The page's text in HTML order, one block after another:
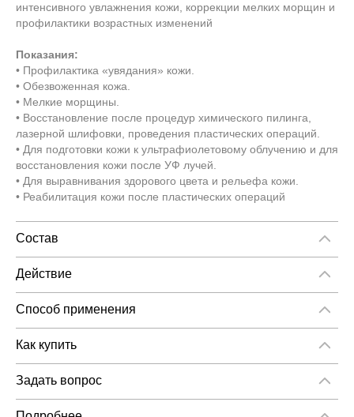
интенсивного увлажнения кожи, коррекции мелких морщин и
профилактики возрастных изменений
Показания:
• Профилактика «увядания» кожи.
• Обезвоженная кожа.
• Мелкие морщины.
• Восстановление после процедур химического пилинга,
лазерной шлифовки, проведения пластических операций.
• Для подготовки кожи к ультрафиолетовому облучению и для
восстановления кожи после УФ лучей.
• Для выравнивания здорового цвета и рельефа кожи.
• Реабилитация кожи после пластических операций
Состав
Гиалуронат натрия 1%
Действие
Помогает в устранении морщин и линий экспрессии с
немедленными результатами. Он восстанавливает и
Обеспечивает большую эластичность кожи и оказывает
восстанавливающий эффект, который реструктурирует
и синтез коллагена, замедляя естественный процесс
старения
Способ применения
Пример коктейлей для anti-age терапии:
Органический кремний 0,5% 1мл
Как купить
Как купить «Гиалуроновая кислота 1% - Hyaluronic acid 1%,
5ML»
Вы можете оформить заказ двумя способами:
Задать вопрос
Вы можете задать любой интересующий Вас вопрос по
перечню продукции, представленной нашим Интернет-